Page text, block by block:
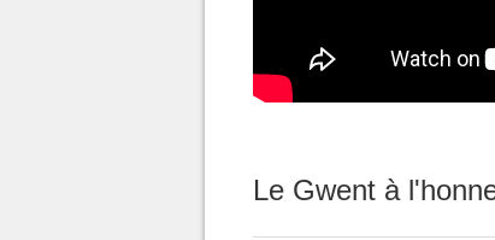
Le Gwent à